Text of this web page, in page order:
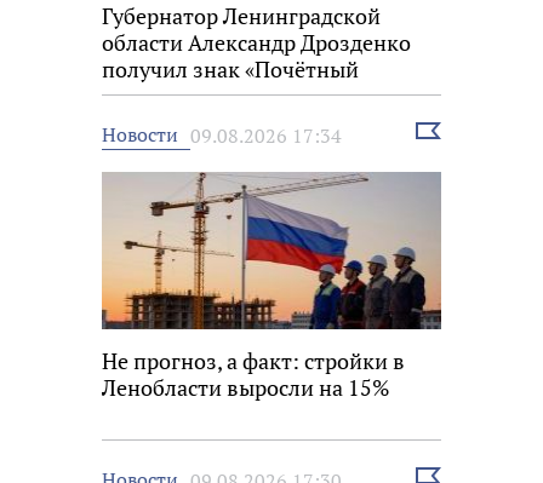
Губернатор Ленинградской
области Александр Дрозденко
получил знак «Почётный
строитель России»
Новости 09.08.2026 17:34
Выбрать
Не прогноз, а факт: стройки в
Ленобласти выросли на 15%
Выбрать